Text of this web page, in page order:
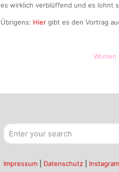
es wirklich verblüffend und es lohnt
Übrigens: Hiergibt es den Vortrag
Impressum Datenschutz Instagram